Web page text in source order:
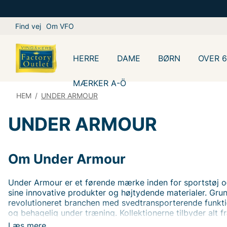
Find vej Om VFO
HERRE DAME BØRN OVER
MÆRKER A-Ö
HEM / UNDER ARMOUR
UNDER ARMOUR
Om Under Armour
Under Armour er et førende mærke inden for sportstøj
sine innovative produkter og højtydende materialer.
revolutioneret branchen med svedtransporterende
og behagelig under træning. Kollektionerne tilbyder alt
træningssko til sportstrøjer og jakker, designet til at